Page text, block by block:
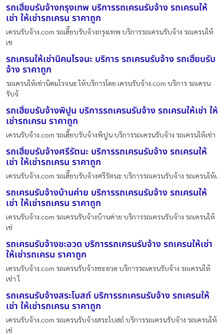
รถเฮี๊ยบรับจ้างกรุงเทพ บริการรถเครนรับจ้าง รถเครนให้
เช่า ให้เช่ารถเครน ราคาถูก
เครนรับจ้าง.com รถเฮี๊ยบรับจ้างกรุงเทพ บริการรถเครนรับจ้าง รถเครนให้
เช
รถเครนให้เช่านิคมโรจนะ บริการ รถเครนรับจ้าง รถเฮี๊ยบรับ
จ้าง ราคาถูก
รถเครนให้เช่านิคมโรจนะ ให้บริการโดย เครนรับจ้าง.com บริการ รถเครน
รับจ้
รถเฮี๊ยบรับจ้างพิปูน บริการรถเครนรับจ้าง รถเครนให้เช่า ให้
เช่ารถเครน ราคาถูก
เครนรับจ้าง.com รถเฮี๊ยบรับจ้างพิปูน บริการรถเครนรับจ้าง รถเครนให้เช่า
รถเฮี๊ยบรับจ้างศรีรัตนะ บริการรถเครนรับจ้าง รถเครนให้
เช่า ให้เช่ารถเครน ราคาถูก
เครนรับจ้าง.com รถเฮี๊ยบรับจ้างศรีรัตนะ บริการรถเครนรับจ้าง รถเครนให้เ
รถเครนรับจ้างบ้านค่าย บริการรถเครนรับจ้าง รถเครนให้
เช่า ให้เช่ารถเครน ราคาถูก
เครนรับจ้าง.com รถเครนรับจ้างบ้านค่าย บริการรถเครนรับจ้าง รถเครนให้
เช่
รถเครนรับจ้างชะอวด บริการรถเครนรับจ้าง รถเครนให้เช่า
ให้เช่ารถเครน ราคาถูก
เครนรับจ้าง.com รถเครนรับจ้างชะอวด บริการรถเครนรับจ้าง รถเครนให้
เช่า ใ
รถเครนรับจ้างสระโบสถ์ บริการรถเครนรับจ้าง รถเครนให้
เช่า ให้เช่ารถเครน ราคาถูก
เครนรับจ้าง.com รถเครนรับจ้างสระโบสถ์ บริการรถเครนรับจ้าง รถเครนให้
เช่